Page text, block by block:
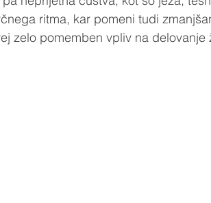
ritma, kar pomeni tudi
zelo pomemben vpliv na delovanje